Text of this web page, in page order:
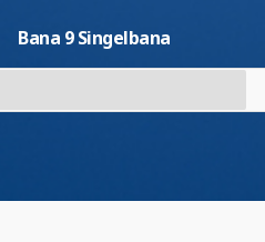
Bana 9 Singelbana